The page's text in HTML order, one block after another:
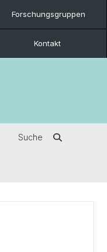
Forschungsgruppen
Kontakt
Suche